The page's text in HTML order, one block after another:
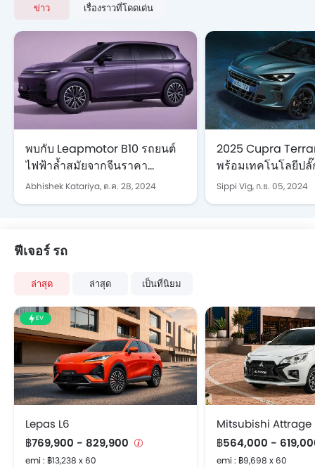
ข่าว เรื่องราวที่โดดเด่น
พบกับ Leapmotor B10 รถยนต์
ไฟฟ้าล้ำสมัยจากจีนราคา
ประหยัด
Abhishek Katariya, ต.ค. 28, 2024
2025 Cupra
พร้อมเทคโนโลยีป
ในรุ่นต่อไป
Sippi Vig, ก.ย. 05, 2024
ฟีเจอร์ รถ
ล่าสุด ล่าสุด เป็นที่นิยม
EV
Lepas L6
฿769,900 - 829,900
emi : ฿13,238 x 60
Mitsubishi Attrage
฿564,000 -
emi : ฿9,698 x 60